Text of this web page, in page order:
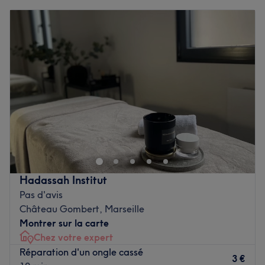
Mardi
Mercredi
Jeudi
09:00–20:00
Vendredi
09:00
20:00
Samedi
Dimanche
Pauline Dubourget est un institut de beauté installé à
Gignac-la-Nerthe. Profitez d'un moment rien qu'à vous
grâce à des soins sur mesure effectués avec
professionnalisme. Que ce soit pour une pause bien-être
rapide ou une journée de cocooning, le salon met l'accent
sur les soins et garantit une expérience mémorable.
Transport public le plus proche
Le salon est situé à quatre minutes à pied de l'arrêt de
bus Les Acacias.
Hadassah Institut
Pas d'avis
Château Gombert, Marseille
Montrer sur la carte
Chez votre expert
Réparation d'un ongle cassé
3 €